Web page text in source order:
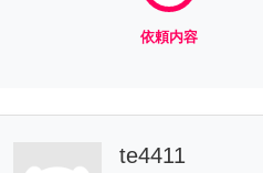
依頼内容
te4411